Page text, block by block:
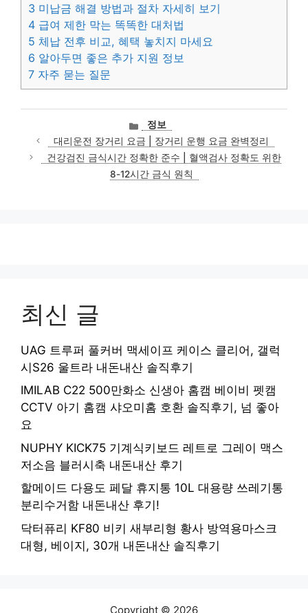
3 미납금 해결 방법과 절차 자세히 보기
4 급여 제한 막는 똑똑한 대처법
5 체납 전후 비교, 혜택 놓치지 마세요
6 알아두면 좋은 추가 지원 정보
7 자주 묻는 질문
카
테
고
리
정보
대리운전 장거리 요금 | 장거리 운행 요금 완벽정리
건강검진 금식시간 정확한 준수 | 혈액검사 정확도 위한
8-12시간 금식 원칙
최신 글
UAG 트루퍼 풀커버 맥세이프 케이스 클리어, 갤럭
시S26 울트라 내돈내산 솔직후기
IMILAB C22 500만화소 신생아 홈캠 베이비 펫캠
CCTV 아기 홈캠 샤오미홈 호환 솔직후기, 넘 좋아
요
NUPHY KICK75 기계식키보드 레트로 그레이 맥스
저소음 블러시축 내돈내산 후기
할메이드 다용도 페달 휴지통 10L 대용량 쓰레기통
분리수거함 내돈내산 후기!
닥터퓨리 KF80 비키 새부리형 황사 방역용마스크
대형, 베이지, 30개 내돈내산 솔직후기
Copyright © 2026